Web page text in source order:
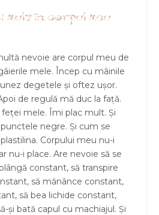
mult în corpul meu
nevoie are corpul meu de
mele. Încep cu mâinile
degetele și oftez ușor.
de regulă mă duc la față.
mele. Îmi plac mult. Și
negre. Și cum se
Corpului meu nu-i
nu-i place. Are nevoie să se
constant, să transpire
să mănânce constant,
să bea lichide constant,
și bată capul cu machiajul. Și